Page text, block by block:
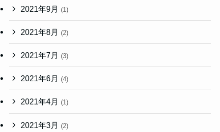
2021年9月 (1)
2021年8月 (2)
2021年7月 (3)
2021年6月 (4)
2021年4月 (1)
2021年3月 (2)